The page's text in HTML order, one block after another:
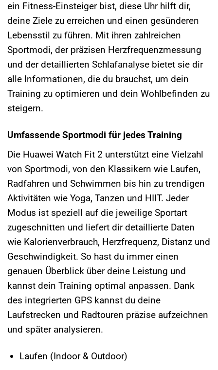
ein Fitness-Einsteiger bist, diese Uhr hilft dir,
deine Ziele zu erreichen und einen gesünderen
Lebensstil zu führen. Mit ihren zahlreichen
Sportmodi, der präzisen Herzfrequenzmessung
und der detaillierten Schlafanalyse bietet sie dir
alle Informationen, die du brauchst, um dein
Training zu optimieren und dein Wohlbefinden zu
steigern.
Umfassende Sportmodi für jedes Training
Die Huawei Watch Fit 2 unterstützt eine Vielzahl
von Sportmodi, von den Klassikern wie Laufen,
Radfahren und Schwimmen bis hin zu trendigen
Aktivitäten wie Yoga, Tanzen und HIIT. Jeder
Modus ist speziell auf die jeweilige Sportart
zugeschnitten und liefert dir detaillierte Daten
wie Kalorienverbrauch, Herzfrequenz, Distanz und
Geschwindigkeit. So hast du immer einen
genauen Überblick über deine Leistung und
kannst dein Training optimal anpassen. Dank
des integrierten GPS kannst du deine
Laufstrecken und Radtouren präzise aufzeichnen
und später analysieren.
Laufen (Indoor & Outdoor)